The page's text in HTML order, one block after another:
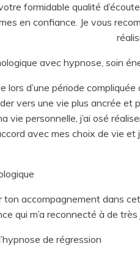
formidable qualité
en confiance. Je vous
avec hypnose, soin
lors d’une période
vers une vie plus ancrée et
vie personnelle, j’ai osé
avec mes choix de vie et
ton accompagnement dans
qui m’a reconnecté à de
de régression